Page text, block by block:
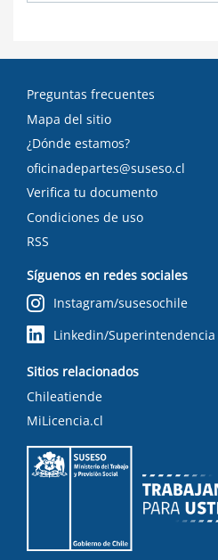
Preguntas frecuentes
Mapa del sitio
¿Dónde estamos?
oficinadepartes@suseso.cl
Verifica tu documento
Condiciones de uso
RSS
Síguenos en redes sociales
Instagram/susesochile
Linkedin/
Sitios relacionados
Chileatiende
MiLicencia.cl